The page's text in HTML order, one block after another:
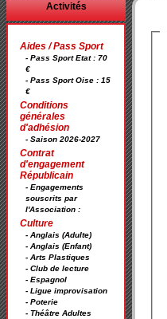
Activités
Aides / Pass Sport
- Pass Sport Etat : 70
€
- Pass Sport Oise : 15
€
Conditions
générales
d'adhésion
- Saison 2026-2027
Contrat
d'engagement
Républicain
- Engagements
souscrits par
l'Association :
Culture
- Anglais (Adulte)
- Anglais (Enfant)
- Arts Plastiques
- Club de lecture
- Espagnol
- Ligue improvisation
- Poterie
- Théâtre Adultes